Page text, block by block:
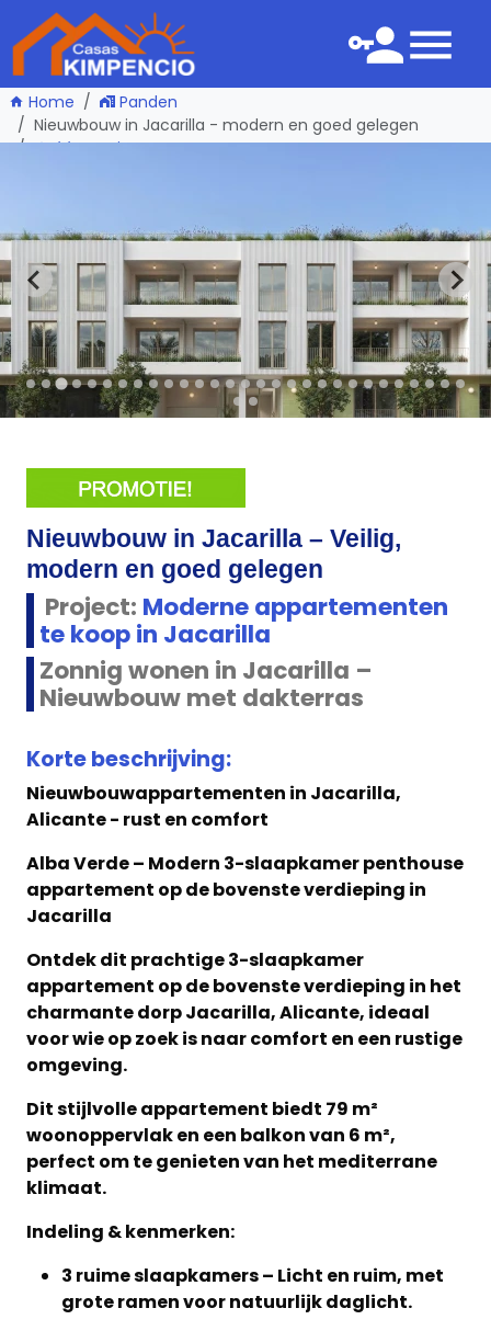
Home
Panden
Nieuwbouw in Jacarilla - modern en goed gelegen
één pagina terug
Nieuwbouw in Jacarilla – Veilig,
modern en goed gelegen
Project: Moderne appartementen
te koop in Jacarilla
Zonnig wonen in Jacarilla –
Nieuwbouw met dakterras
Korte beschrijving:
Nieuwbouwappartementen in Jacarilla,
Alicante - rust en comfort
Alba Verde – Modern 3-slaapkamer penthouse
appartement op de bovenste verdieping in
Jacarilla
Ontdek dit prachtige 3-slaapkamer
appartement op de bovenste verdieping in het
charmante dorp Jacarilla, Alicante, ideaal
voor wie op zoek is naar comfort en een rustige
omgeving.
Dit stijlvolle appartement biedt 79 m²
woonoppervlak en een balkon van 6 m²,
perfect om te genieten van het mediterrane
klimaat.
Indeling & kenmerken:
3 ruime slaapkamers – Licht en ruim, met
grote ramen voor natuurlijk daglicht.